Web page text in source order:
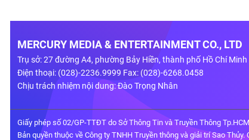
MERCURY MEDIA & ENTERTAINMENT CO., LTD
Trụ sở: 27 đường A4, phường Bảy Hiền, thành phố Hồ Chí Minh
Điện thoại: (028)-2236.9999 Fax: (028)-6268.0458
Chịu trách nhiệm nội dung: Đào Trọng Nhân
Giấy phép số 02/GP-TTĐT do Sở Thông Tin và Truyền Thông
Bản quyền thuộc về Công ty TNHH Truyền thông và giải trí Sao